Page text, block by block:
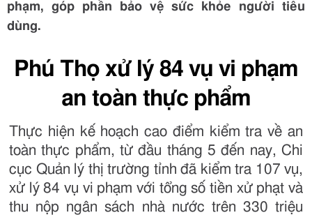
phạm, góp phần bảo vệ sức khỏe người tiêu
dùng.
Phú Thọ xử lý 84 vụ vi phạm
an toàn thực phẩm
Thực hiện kế hoạch cao điểm kiểm tra về an
toàn thực phẩm, từ đầu tháng 5 đến nay, Chi
cục Quản lý thị trường tỉnh đã kiểm tra 107 vụ,
xử lý 84 vụ vi phạm với tổng số tiền xử phạt và
thu nộp ngân sách nhà nước trên 330 triệu